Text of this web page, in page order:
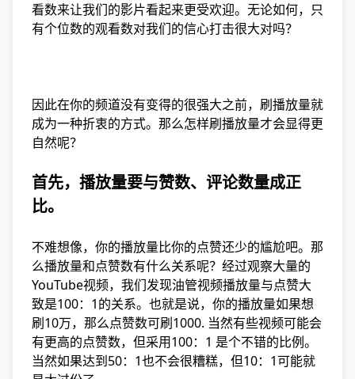
看数来让我们的影片看起来更受欢迎。无论如何，只
有个位数的观看数对我们的信心打击很大对吗？
因此在你的频道没有变得的很强大之前，刷播放量就
成为一种折衷的方式。那么怎样刷播放量才会显得更
自然呢？
首先，播放量要与赞数、评论数量成正
比。
不难想像，你的播放量比你的点赞还少的尴尬吧。那
么播放量和点赞数有什么关系呢？经过观察大量的
YouTube视频，我们发现油管视频播放量与点赞大
致是100：1的关系。也就是说，你的播放量如果想
刷10万，那么点赞数可刷1000. 当然有些视频可能会
有更高的点赞数，但采用100：1 是个不错的比例。
当然如果达到50：1也不会很糟糕，但10：1可能就